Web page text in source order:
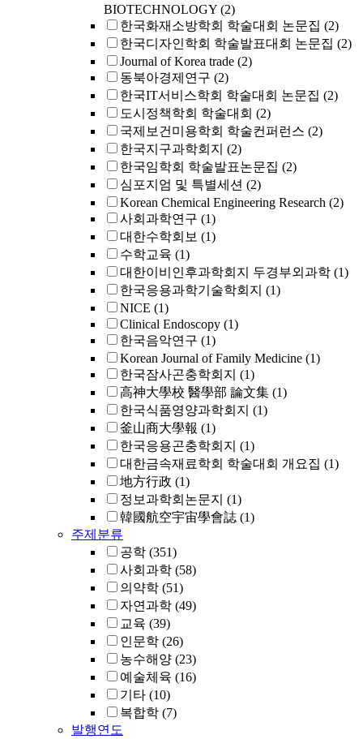
BIOTECHNOLOGY (2)
한국화재소방학회 학술대회 논문집 (2)
한국디자인학회 학술발표대회 논문집 (2)
Journal of Korea trade (2)
동북아경제연구 (2)
한국IT서비스학회 학술대회 논문집 (2)
도시정책학회 학술대회 (2)
국제보건미용학회 학술컨퍼런스 (2)
한국지구과학회지 (2)
한국임학회 학술발표논문집 (2)
심포지엄 및 특별세션 (2)
Korean Chemical Engineering Research (2)
사회과학연구 (1)
대한수학회보 (1)
수학교육 (1)
대한이비인후과학회지 두경부외과학 (1)
한국응용과학기술학회지 (1)
NICE (1)
Clinical Endoscopy (1)
한국음악연구 (1)
Korean Journal of Family Medicine (1)
한국잠사곤충학회지 (1)
高神大學校 醫學部 論文集 (1)
한국식품영양과학회지 (1)
釜山商大學報 (1)
한국응용곤충학회지 (1)
대한금속재료학회 학술대회 개요집 (1)
地方行政 (1)
정보과학회논문지 (1)
韓國航空宇宙學會誌 (1)
주제분류
공학 (351)
사회과학 (58)
의약학 (51)
자연과학 (49)
교육 (39)
인문학 (26)
농수해양 (23)
예술체육 (16)
기타 (10)
복합학 (7)
발행연도